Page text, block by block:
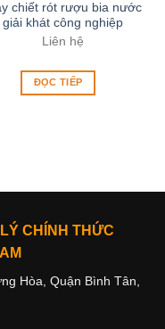
chiết rót rượu bia nước
giải khát công nghiệp
Liên hệ
ĐỌC TIẾP
CHÍNH THỨC
Hòa, Quận Bình Tân,